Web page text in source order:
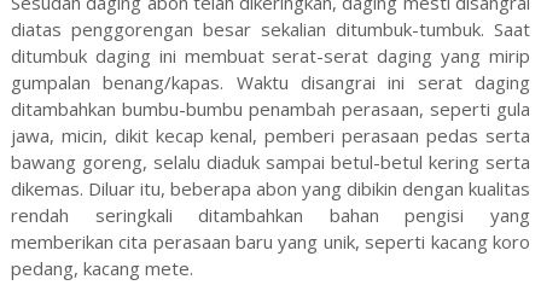
diatas penggorengan besar sekalian ditumbuk-tumbuk. Saat
ditumbuk daging ini membuat serat-serat daging yang mirip
gumpalan benang/kapas. Waktu disangrai ini serat daging
ditambahkan bumbu-bumbu penambah perasaan, seperti gula
jawa, micin, dikit kecap kenal, pemberi perasaan pedas serta
bawang goreng, selalu diaduk sampai betul-betul kering serta
dikemas. Diluar itu, beberapa abon yang dibikin dengan kualitas
rendah seringkali ditambahkan bahan pengisi yang
memberikan cita perasaan baru yang unik, seperti kacang koro
pedang, kacang mete.